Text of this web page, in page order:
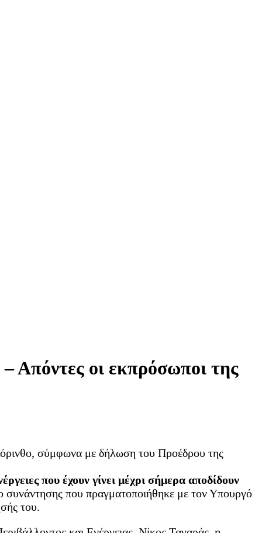
Απόντες οι εκπρόσωποι της
σύμφωνα με δήλωση του Προέδρου της
που έχουν γίνει μέχρι σήμερα αποδίδουν
συνάντησης που πραγματοποιήθηκε με τον Υπουργό
του.